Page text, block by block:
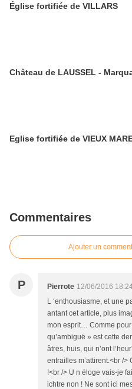
Église fortifiée de VILLARS
Château de LAUSSEL -
Eglise fortifiée de VIEUX
Commentaires
Ajouter un
P Pierrote 12/06/2016
L ‘enthousiasme, et une
antant cet article, plus
mon esprit… Comme pour
qu’ambiguë » est cette
âtres, huis, qui n’ont
entrailles m’attirent.<br /
!<br /> U n éloge vais-je
ichtre non ! Ne sont ici